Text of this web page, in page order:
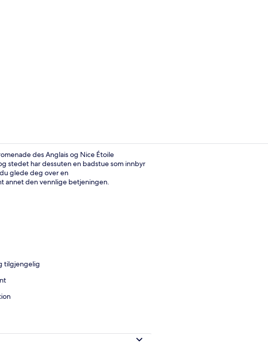
des Anglais og Nice Étoile
stedet har dessuten en badstue som innbyr
glede deg over en
annet den vennlige betjeningen.
tilgjengelig